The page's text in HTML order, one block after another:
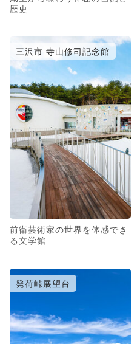
歴史
三沢市 寺山修司記念館
前衛芸術家の世界を体感でき
る文学館
発荷峠展望台